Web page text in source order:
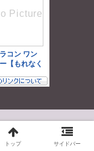
。.
トップ サイドバー